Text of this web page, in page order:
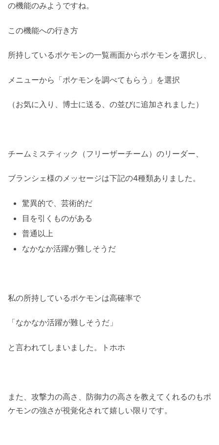
の機能のみようですね。
この機能への行き方
所持しているポケモンの一覧画面からポケモンを選択し、
メニューから「ポケモンを調べてもらう」を選択
（お気に入り、博士に送る、の並びに追加されました）
チームミスティック（フリーザーチーム）のリーダー、
ブランシェ様のメッセージは下記の4種類ありました。
驚異的で、芸術的だ
目を引くものがある
普通以上
なかなか活躍が難しそうだ
私の所持しているポケモンは高確率で
「なかなか活躍が難しそうだ」
と言われてしまいました。トホホ
また、攻撃力の高さ、防御力の高さを教えてくれるのもポ
ケモンの強さが視覚化されて嬉しい限りです。